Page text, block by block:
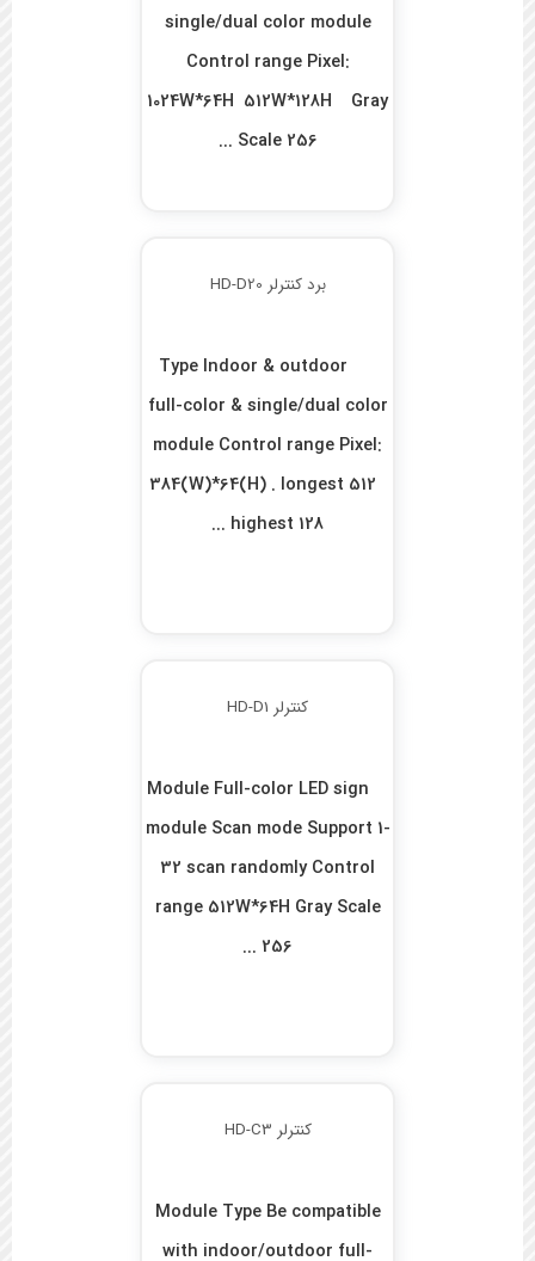
single/dual color module
Control range Pixel:
1024W*64H 512W*128H Gray
Scale 256 ...
برد کنترلر HD-D20
Type Indoor & outdoor
full-color & single/dual color
module Control range Pixel:
384(W)*64(H) . longest 512
highest 128 ...
کنترلر HD-D1
Module Full-color LED sign
module Scan mode Support 1-
32 scan randomly Control
range 512W*64H Gray Scale
256 ...
کنترلر HD-C3
Module Type Be compatible
with indoor/outdoor full-